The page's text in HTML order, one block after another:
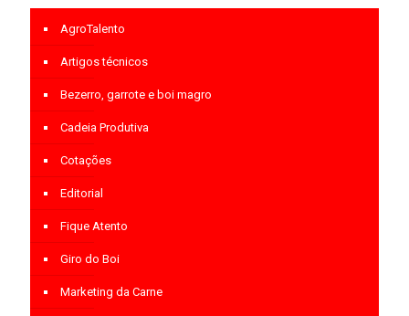
AgroTalento
Artigos técnicos
Bezerro, garrote e boi magro
Cadeia Produtiva
Cotações
Editorial
Fique Atento
Giro do Boi
Marketing da Carne